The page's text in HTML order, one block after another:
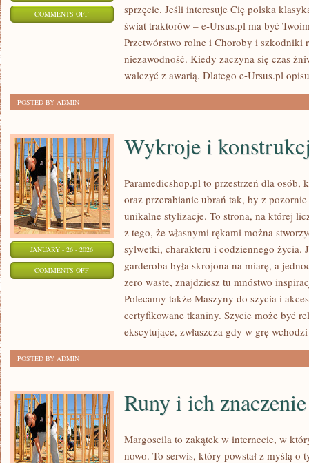
COMMENTS OFFON
MECHANIZACJA
ROLNICTWA
sprzęcie. Jeśli interesuje Cię polska
świat traktorów – e-Ursus.pl ma być
Przetwórstwo rolne i Choroby i
niezawodność. Kiedy zaczyna się czas
walczyć z awarią. Dlatego e-Ursus.pl
POSTED BY ADMIN
JANUARY - 26 - 2026
COMMENTS OFFON
KONSTRUKCJA
Wykroje i
Paramedicshop.pl to przestrzeń dla osób,
oraz przerabianie ubrań tak, by z
unikalne stylizacje. To strona, na której
z tego, że własnymi rękami można
sylwetki, charakteru i codziennego życia.
garderoba była skrojona na miarę, a
zero waste, znajdziesz tu mnóstwo
Polecamy także Maszyny do szycia i
certyfikowane tkaniny. Szycie może być
ekscytujące, zwłaszcza gdy w grę
POSTED BY ADMIN
Runy i ich znaczenie
Margoseila to zakątek w internecie, w
nowo. To serwis, który powstał z myślą o